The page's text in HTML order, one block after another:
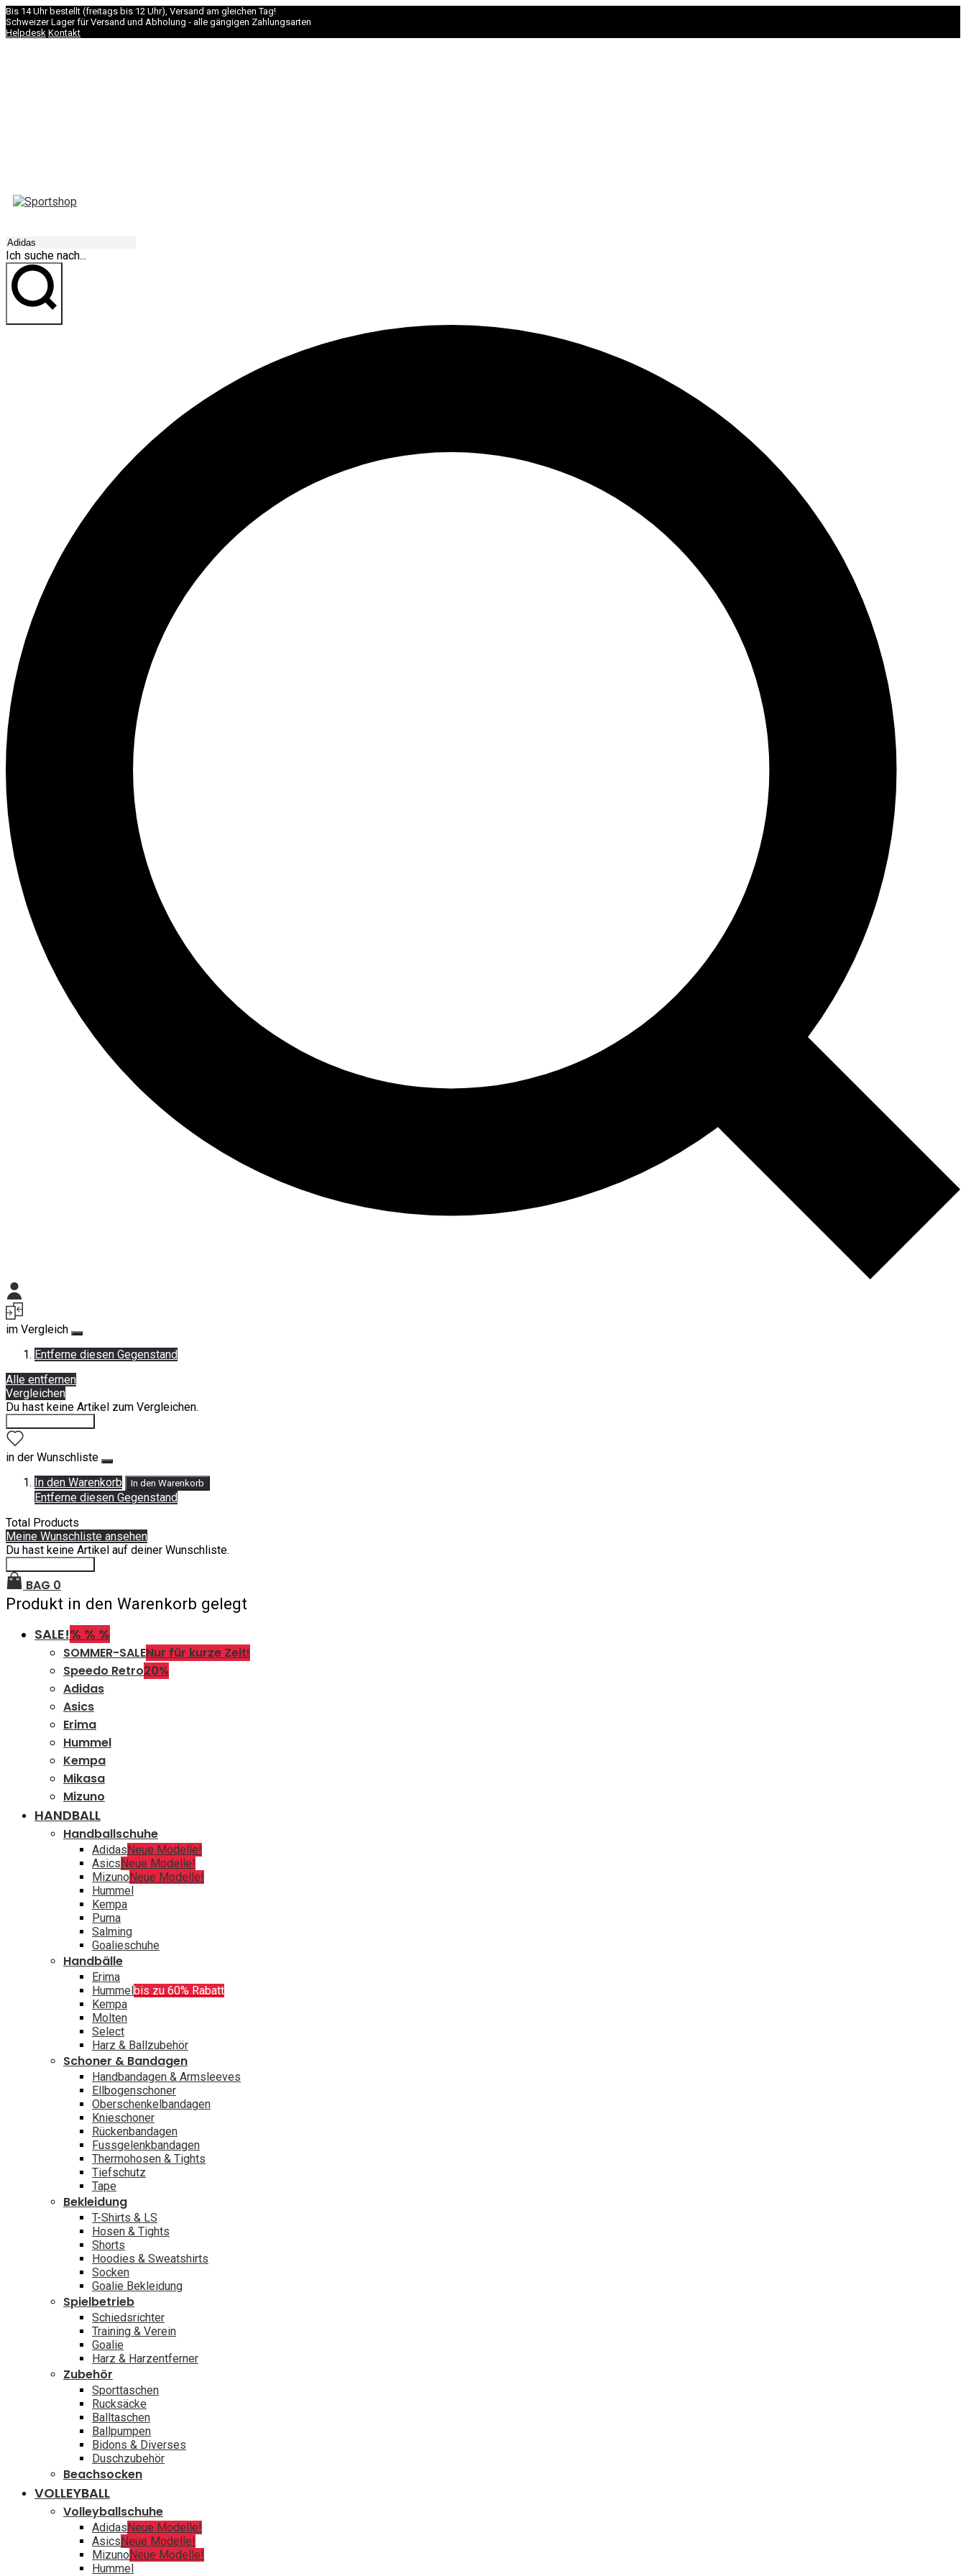
Bis 14 Uhr bestellt (freitags bis 12 Uhr), Versand am gleichen Tag!
Schweizer Lager für Versand und Abholung - alle gängigen Zahlungsarten
Helpdesk Kontakt
Ich suche nach...
im Vergleich
Entferne diesen Gegenstand
Alle entfernen
Vergleichen
Du hast keine Artikel zum Vergleichen.
in der Wunschliste
In den Warenkorb
In den Warenkorb
Entferne diesen Gegenstand
Total Products
Meine Wunschliste ansehen
Du hast keine Artikel auf deiner Wunschliste.
BAG 0
Produkt in den Warenkorb gelegt
SALE!% % %
SOMMER-SALENur für kurze Zeit!
Speedo Retro20%
Adidas
Asics
Erima
Hummel
Kempa
Mikasa
Mizuno
HANDBALL
Handballschuhe
AdidasNeue Modelle!
AsicsNeue Modelle!
MizunoNeue Modelle!
Hummel
Kempa
Puma
Salming
Goalieschuhe
Handbälle
Erima
Hummelbis zu 60% Rabatt
Kempa
Molten
Select
Harz & Ballzubehör
Schoner & Bandagen
Handbandagen & Armsleeves
Ellbogenschoner
Oberschenkelbandagen
Knieschoner
Rückenbandagen
Fussgelenkbandagen
Thermohosen & Tights
Tiefschutz
Tape
Bekleidung
T-Shirts & LS
Hosen & Tights
Shorts
Hoodies & Sweatshirts
Socken
Goalie Bekleidung
Spielbetrieb
Schiedsrichter
Training & Verein
Goalie
Harz & Harzentferner
Zubehör
Sporttaschen
Rucksäcke
Balltaschen
Ballpumpen
Bidons & Diverses
Duschzubehör
Beachsocken
VOLLEYBALL
Volleyballschuhe
AdidasNeue Modelle!
AsicsNeue Modelle!
MizunoNeue Modelle!
Hummel